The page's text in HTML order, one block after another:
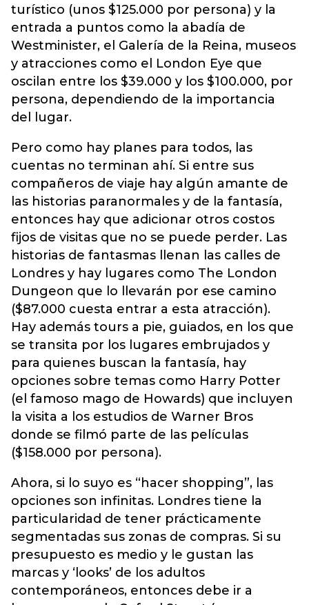
turístico (unos $125.000 por persona) y la
entrada a puntos como la abadía de
Westminister, el Galería de la Reina, museos
y atracciones como el London Eye que
oscilan entre los $39.000 y los $100.000, por
persona, dependiendo de la importancia
del lugar.
Pero como hay planes para todos, las
cuentas no terminan ahí. Si entre sus
compañeros de viaje hay algún amante de
las historias paranormales y de la fantasía,
entonces hay que adicionar otros costos
fijos de visitas que no se puede perder. Las
historias de fantasmas llenan las calles de
Londres y hay lugares como The London
Dungeon que lo llevarán por ese camino
($87.000 cuesta entrar a esta atracción).
Hay además tours a pie, guiados, en los que
se transita por los lugares embrujados y
para quienes buscan la fantasía, hay
opciones sobre temas como Harry Potter
(el famoso mago de Howards) que incluyen
la visita a los estudios de Warner Bros
donde se filmó parte de las películas
($158.000 por persona).
Ahora, si lo suyo es “hacer shopping”, las
opciones son infinitas. Londres tiene la
particularidad de tener prácticamente
segmentadas sus zonas de compras. Si su
presupuesto es medio y le gustan las
marcas y ‘looks’ de los adultos
contemporáneos, entonces debe ir a